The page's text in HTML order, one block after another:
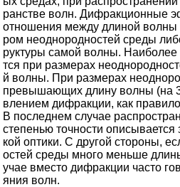
ранстве волн. Дифракционные
отношения между длиной волны
ром неоднородностей среды
руктуры самой волны.
тся при размерах
й волны. При размерах
превышающих длину волны (на
влением дифракции, как
В последнем случае
степенью точности описывается
кой оптики. С другой стороны,
остей среды много меньше
учае вместо дифракции часто
яния волн.